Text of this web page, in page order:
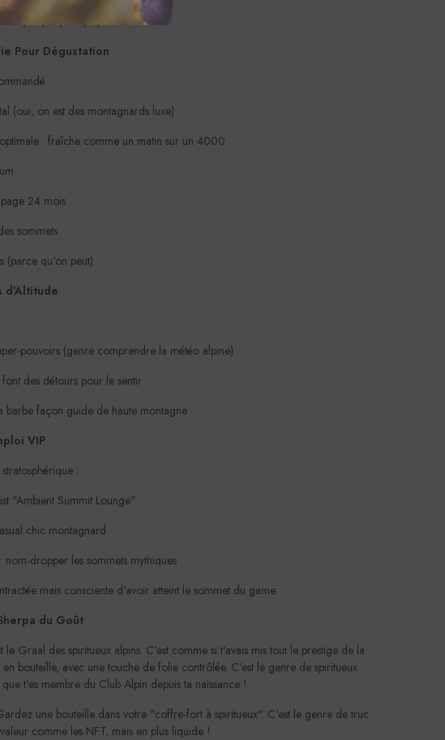
de yéti (ou presque)
Pour Dégustation
:
(oui, on est des montagnards luxe)
: fraîche comme un matin sur un 4000
:
24 mois
sommets
(parce qu'on peut)
d'Altitude
pouvoirs (genre comprendre la météo alpine)
font des détours pour le sentir
barbe façon guide de haute montagne
VIP
:
"Ambient Summit Lounge"
chic montagnard
nom-dropper les sommets mythiques
mais consciente d'avoir atteint le sommet du game
du Goût
Graal des spiritueux alpins. C'est comme si t'avais mis tout le prestige de la
en bouteille, avec une touche de folie contrôlée. C'est le genre de spiritueux
t'es membre du Club Alpin depuis ta naissance !
une bouteille dans votre "coffre-fort à spiritueux". C'est le genre de truc
comme les NFT, mais en plus liquide !